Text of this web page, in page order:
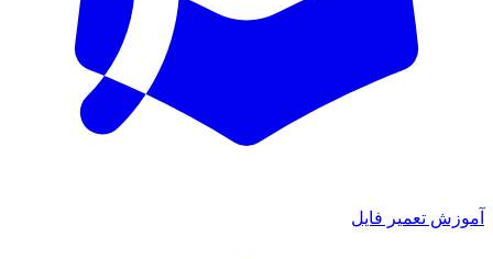
تعمیر فایل